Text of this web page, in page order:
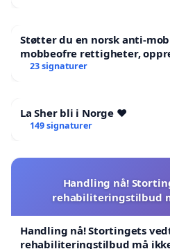
Støtter du en norsk anti-
mobbeofre rettigheter,
23 signaturer
La Sher bli i Norge ❤️
149 signaturer
Handling nå!
rehabiliteringstilbud
Handling nå! Stortingets
rehabiliteringstilbud må